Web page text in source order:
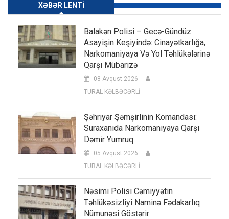
XƏBƏR LENTI
Balakən Polisi – Gecə-Gündüz
Asayişin Keşiyində: Cinayətkarlığa,
Narkomaniyaya Və Yol Təhlükələrinə
Qarşı Mübarizə
08 Avqust 2026
TURAL KƏLBƏCƏRLİ
Şəhriyar Şəmşirlinin Komandası:
Suraxanıda Narkomaniyaya Qarşı
Dəmir Yumruq
05 Avqust 2026
TURAL KƏLBƏCƏRLİ
Nəsimi Polisi Cəmiyyətin
Təhlükəsizliyi Naminə Fədakarlıq
Nümunəsi Göstərir